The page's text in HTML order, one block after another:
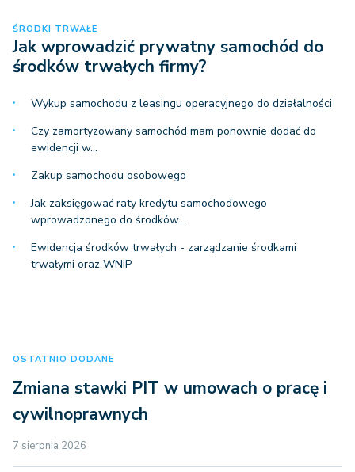
ŚRODKI TRWAŁE
Jak wprowadzić prywatny samochód do
środków trwałych firmy?
Wykup samochodu z leasingu operacyjnego do działalności
Czy zamortyzowany samochód mam ponownie dodać do
ewidencji w…
Zakup samochodu osobowego
Jak zaksięgować raty kredytu samochodowego
wprowadzonego do środków…
Ewidencja środków trwałych - zarządzanie środkami
trwałymi oraz WNIP
OSTATNIO DODANE
Zmiana stawki PIT w umowach o pracę i
cywilnoprawnych
7 sierpnia 2026